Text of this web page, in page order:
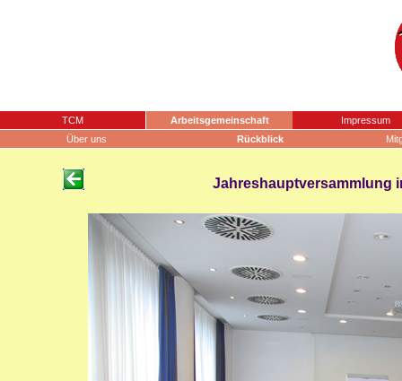
TCM Arbeitsgemeinschaft
Impressum
Über uns
Rückblick
Jahreshauptversammlung